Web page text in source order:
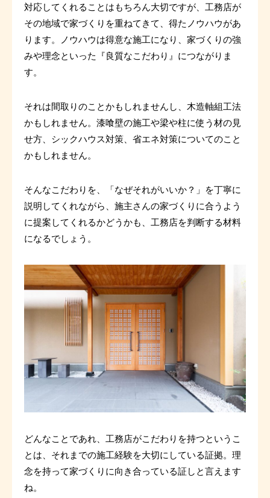
対応してくれることはもちろん大切ですが、工務店が
その地域で家づくりを重ねてきて、得たノウハウがあ
ります。ノウハウは得意な施工になり、家づくりの強
みや理念といった『良質なこだわり』につながりま
す。
それは間取りのことかもしれませんし、木造軸組工法
かもしれません。漆喰壁の施工や梁や柱に使う材の見
せ方、シックハウス対策、省エネ対策についてのこと
かもしれません。
そんなこだわりを、「なぜそれがいいか？」を丁寧に
説明してくれながら、施主さんの家づくりに合うよう
に提案してくれるかどうかも、工務店を判断する材料
になるでしょう。
どんなことであれ、工務店がこだわりを持つというこ
とは、それまでの施工経験を大切にしている証拠。理
念を持って家づくりに向き合っている証しと言えます
ね。